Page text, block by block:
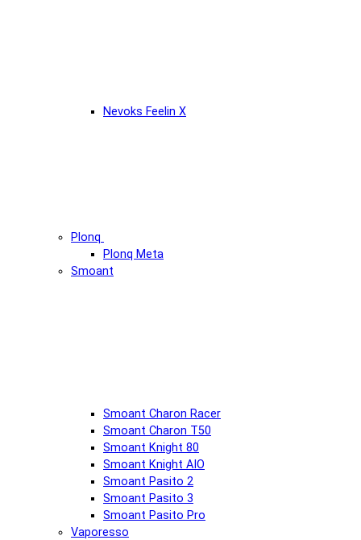
Nevoks Feelin X
Plonq
Plonq Meta
Smoant
Smoant Charon Racer
Smoant Charon T50
Smoant Knight 80
Smoant Knight AIO
Smoant Pasito 2
Smoant Pasito 3
Smoant Pasito Pro
Vaporesso